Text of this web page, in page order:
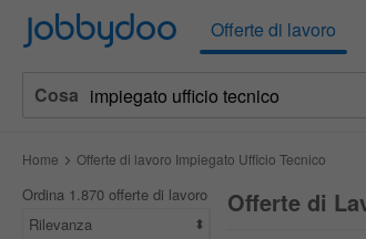
Jobbydoo Offerte di lavoro
Cosa
Home Offerte di lavoro Impiegato Ufficio Tecnico
Ordina 1.870 offerte di lavoro
Rilevanza
Offerte di